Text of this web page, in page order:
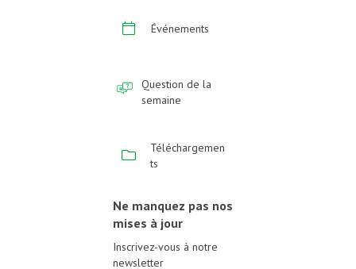
Événements
Question de la
semaine
Téléchargemen
ts
Ne manquez pas nos
mises à jour
Inscrivez-vous à notre
newsletter